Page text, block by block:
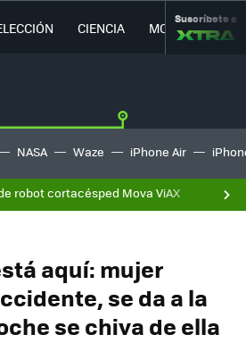
CIENCIA MOVILIDAD
Suscríbete a
NASA Waze iPhone Air
robot cortacésped Mova ViAX
aquí: mujer
se da a la
se chiva de ella